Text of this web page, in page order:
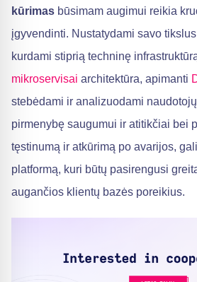
kūrimas būsimam augimui reikia
įgyvendinti. Nustatydami savo
kurdami stiprią techninę
mikroservisai architektūra, apimanti
stebėdami ir analizuodami
pirmenybę saugumui ir atitikčiai bei
tęstinumą ir atkūrimą po avarijos,
platformą, kuri būtų pasirengusi
augančios klientų bazės poreikius.